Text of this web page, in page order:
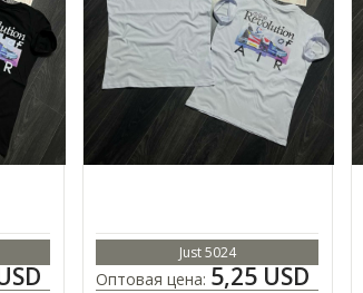
Just 5024
Оптовая цена: 5,25 USD